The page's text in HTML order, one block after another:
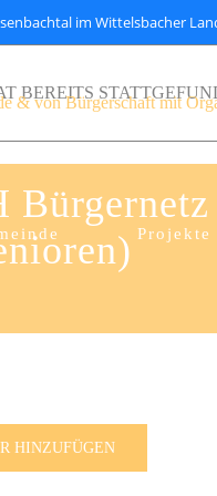
im Wittelsbacher
Projekte
BEREITS
Bürgernetz
HINZUFÜGEN